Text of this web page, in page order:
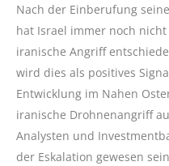
Nach der Einberufung
hat Israel immer noch
iranische Angriff
wird dies als positives
Entwicklung im Nahen
iranische Drohnenangriff
Analysten und
der Eskalation gewesen